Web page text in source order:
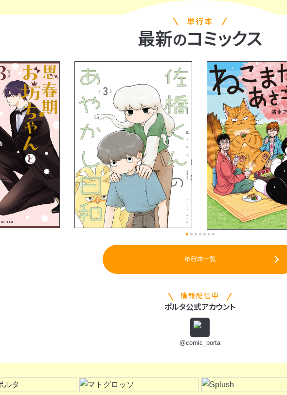
単行本
最新のコミックス
単行本一覧
情報配信中
ポルタ公式アカウント
@comic_porta